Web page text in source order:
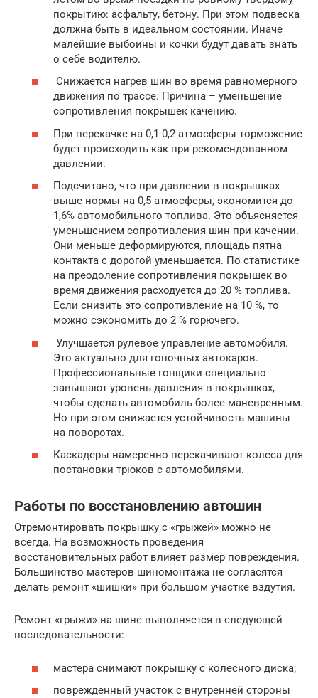
покрытию: асфальту, бетону. При этом подвеска
должна быть в идеальном состоянии. Иначе
малейшие выбоины и кочки будут давать знать
о себе водителю.
Снижается нагрев шин во время равномерного
движения по трассе. Причина – уменьшение
сопротивления покрышек качению.
При перекачке на 0,1-0,2 атмосферы торможение
будет происходить как при рекомендованном
давлении.
Подсчитано, что при давлении в покрышках
выше нормы на 0,5 атмосферы, экономится до
1,6% автомобильного топлива. Это объясняется
уменьшением сопротивления шин при качении.
Они меньше деформируются, площадь пятна
контакта с дорогой уменьшается. По статистике
на преодоление сопротивления покрышек во
время движения расходуется до 20 % топлива.
Если снизить это сопротивление на 10 %, то
можно сэкономить до 2 % горючего.
Улучшается рулевое управление автомобиля.
Это актуально для гоночных автокаров.
Профессиональные гонщики специально
завышают уровень давления в покрышках,
чтобы сделать автомобиль более маневренным.
Но при этом снижается устойчивость машины
на поворотах.
Каскадеры намеренно перекачивают колеса для
постановки трюков с автомобилями.
Работы по восстановлению автошин
Отремонтировать покрышку с «грыжей» можно не
всегда. На возможность проведения
восстановительных работ влияет размер повреждения.
Большинство мастеров шиномонтажа не согласятся
делать ремонт «шишки» при большом участке вздутия.
Ремонт «грыжи» на шине выполняется в следующей
последовательности:
мастера снимают покрышку с колесного диска;
поврежденный участок с внутренней стороны